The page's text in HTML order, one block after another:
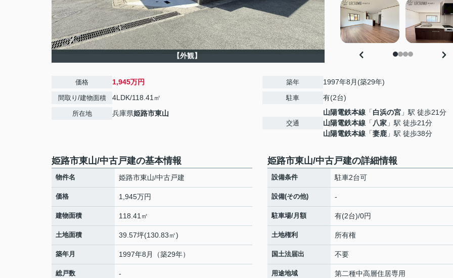
【外観】
価格 1,945万円
間取り/建物面積 4LDK/118.41㎡
所在地 兵庫県姫路市東山
築年 1997年8月(築29年)
駐車 有(2台)
交通
山陽電鉄本線 「白浜の宮 」駅 徒歩21分
山陽電鉄本線 「 八家 」駅 徒歩21分
山陽電鉄本線 「妻鹿 」駅 徒歩38分
姫路市東山/中古戸建の基本情報
物件名 姫路市東山/中古戸建
価格 1,945万円
建物面積 118.41㎡
土地面積 39.57坪(130.83㎡)
築年月 1997年8月（築29年）
総戸数 -
姫路市東山/中古戸建の詳細情報
設備条件 駐車2台可
設備(その他) -
駐車場/月額 有(2台)/0円
土地権利 所有権
国土法届出 不要
用途地域 第二種中高層住居専用